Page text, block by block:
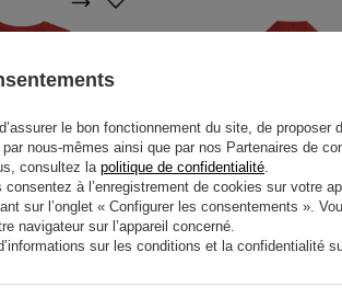
SOLDES
ÉQUIPE
PROMOTION SOLDES
POLO TEAM SCUDERIA
le bon fonctionnement du site, de
nous-mêmes ainsi que par nos Partenaires de
consultez lapolitique de confidentialité.
à l’enregistrement de cookies sur votre
sur l’onglet « Configurer les consentements ».
navigateur sur l’appareil concerné.
sur les conditions et la confidentialité